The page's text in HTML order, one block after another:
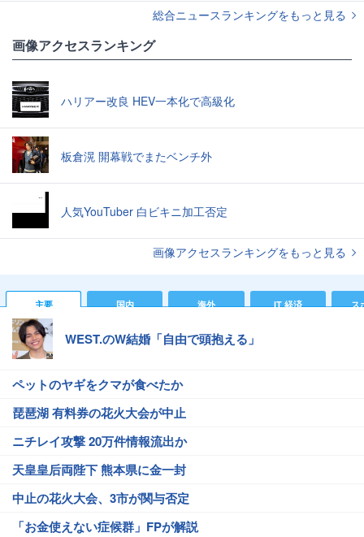
総合ニュースランキングをもっと見る
画像アクセスランキング
ハリアー改良 HEV一本化で高級化
板倉滉 開幕戦でまたベンチ外
人気YouTuber 白ビキニ加工否定
画像アクセスランキングをもっと見る
主要 国内 海外 IT 経済 ス
WEST.のW結婚「自由で頭抱える」
ペットのヤギをクマが食べたか
琵琶湖 有料券の花火大会が中止
ニチレイ攻撃 20万件情報流出か
天皇皇后両陛下 熊本県に金一封
中止の花火大会、3市が関与否定
「お金使えない症候群」FPが解説